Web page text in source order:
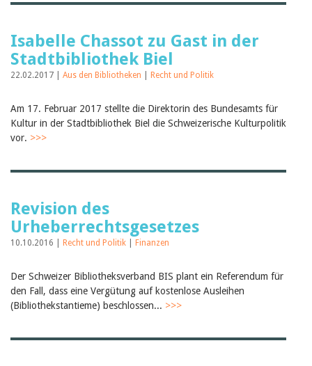
Isabelle Chassot zu Gast in der
Stadtbibliothek Biel
22.02.2017 | Aus den Bibliotheken Recht und Politik
Am 17. Februar 2017 stellte die Direktorin des Bundesamts für
Kultur in der Stadtbibliothek Biel die Schweizerische Kulturpolitik
vor. >>>
Revision des
Urheberrechtsgesetzes
10.10.2016 | Recht und Politik Finanzen
Der Schweizer Bibliotheksverband BIS plant ein Referendum für
den Fall, dass eine Vergütung auf kostenlose Ausleihen
(Bibliothekstantieme) beschlossen... >>>